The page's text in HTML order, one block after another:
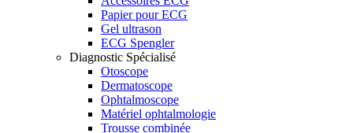
Papier pour ECG
Gel ultrason
ECG Spengler
Diagnostic Spécialisé
Otoscope
Dermatoscope
Ophtalmoscope
Matériel ophtalmologie
Trousse combinée